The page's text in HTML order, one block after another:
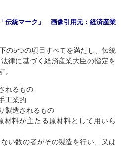
伝統マーク」 画像引用元：経済産業
の5つの項目すべてを満たし、伝統
律に基づく経済産業大臣の指定を
。
れるもの
工業的
製造されるもの
材料が主たる原材料として用いら
い数の者がその製造を行い、又は